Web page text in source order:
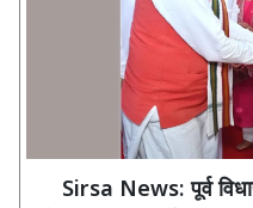
Sirsa News: पूर्व